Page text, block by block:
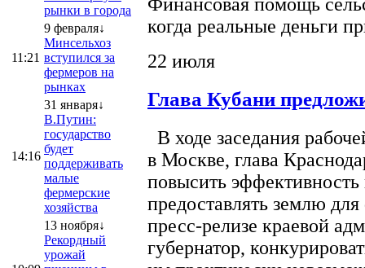
рынки в города
11:21
9 февраля↓
Минсельхоз
вступился за
фермеров на
рынках
14:16
31 января↓
В.Путин:
государство
будет
поддерживать
малые
фермерские
хозяйства
13 ноября↓
Рекордный
урожай
когда реальные деньги
22 июля
Глава Кубани
В ходе заседания
в Москве, глава
повысить эффективность
предоставлять землю
пресс-релизе краевой
губернатор,